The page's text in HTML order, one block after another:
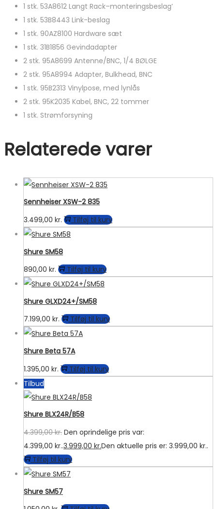
1 stk. 53A8612 Langt Rack–monteringsbeslag’
1 stk. 53B8443 Link-beslag
1 stk. 90AZ8100 Hardware sæt
1 stk. 31B1856 Gevindadapter
2 stk. 95A8699 Antenne/BNC, 1/4 BØLGE
2 stk. 95A8994 Adapter, Bulkhead, BNC
1 stk. 95B2313 Vinylpose, med lynlås
2 stk. 95K2035 Kabel, BNC, 22 tommer
1 stk. Strømforsyning
Relaterede varer
Sennheiser XSW-2 835
3.499,00 kr. Tilføj til kurv
Shure SM58
890,00 kr. Tilføj til kurv
Shure GLXD24+/SM58
7.199,00 kr. Tilføj til kurv
Shure Beta 57A
1.395,00 kr.
Tilføj til kurv
Tilbud
Shure BLX24R/B58
4.399,00kr. Den oprindelige pris var:
4.399,00 kr..3.999,00 kr.Den aktuelle pris er: 3.999,00 kr..
Tilføj til kurv
Shure SM57